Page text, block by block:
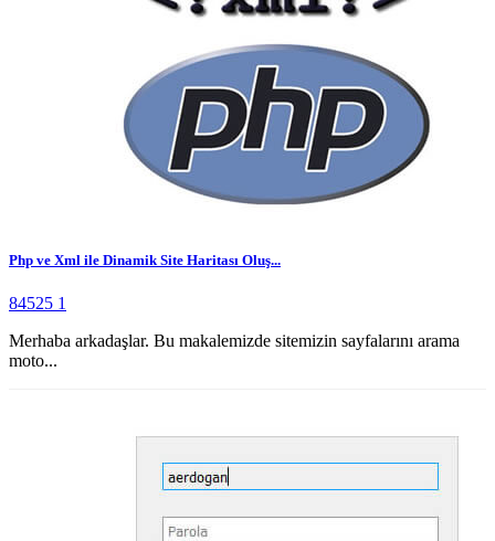
Php ve Xml ile Dinamik Site Haritası Oluş...
84525 1
Merhaba arkadaşlar. Bu makalemizde sitemizin sayfalarını arama
moto...